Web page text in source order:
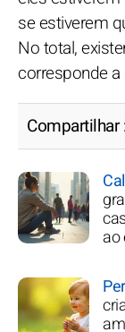
se estiverem
No total,
corresponde
Compartilhar
ao